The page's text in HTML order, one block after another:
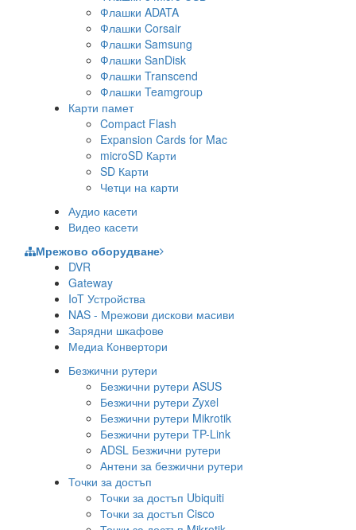
Флашки ADATA
Флашки Corsair
Флашки Samsung
Флашки SanDisk
Флашки Transcend
Флашки Teamgroup
Карти памет
Compact Flash
Expansion Cards for Mac
microSD Карти
SD Карти
Четци на карти
Аудио касети
Видео касети
Мрежово оборудване
DVR
Gateway
IoT Устройства
NAS - Мрежови дискови масиви
Зарядни шкафове
Медиа Конвертори
Безжични рутери
Безжични рутери ASUS
Безжични рутери Zyxel
Безжични рутери Mikrotik
Безжични рутери TP-Link
ADSL Безжични рутери
Антени за безжични рутери
Точки за достъп
Точки за достъп Ubiquiti
Точки за достъп Cisco